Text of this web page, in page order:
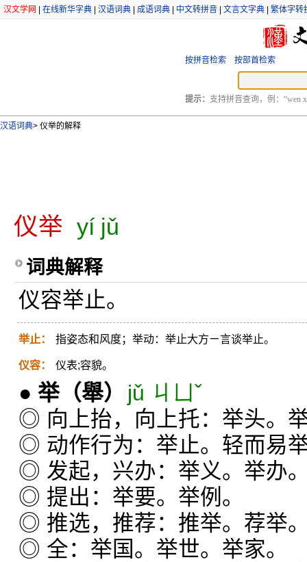
汉文学网 在线新华字典 汉语词典 成语词典 中文转拼音 文言文字典 繁体字转
按拼音检索 按部首检索
提示： 支持拼音查询，例：“wen
汉语词典> 仪举的解释
仪举 yí jǔ
词典解释
仪容举止。
举止： 指姿态和风度；举动：举止大方ㄧ言谈举止。
仪容： 仪表;容貌。
● 举（舉）
jǔ ㄐㄩˇ
◎ 向上抬，向上托：举头。
◎ 动作行为：举止。轻而易
◎ 发起，兴办：举义。举办
◎ 提出：举要。举例。
◎ 推选，推荐：推举。荐举
◎ 全：举国。举世。举家。